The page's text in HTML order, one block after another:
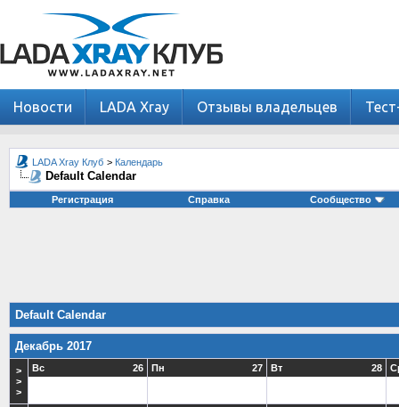
Новости LADA Xray Отзывы владельцев
LADA Xray Клуб > Календарь
Default Calendar
Регистрация Справка Сообщество
Default Calendar
Декабрь 2017
>
>
>
26
Вс 27
Пн 28
Вт